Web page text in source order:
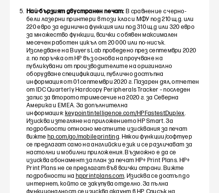
Най-бързият двустранен печат: В сравнение с черно-
бели лазерни принтери в този клас и МФУ под 210 щ.д. или
220 евро за единична функция или под 310 щ.д или 320 евро
за множество функции, всички с обявен максимален
месечен работен цикъл от 20 000 или по-нисък.
Изследване на Buyers Lab проведено през септември 2020
г. по поръчка от HP въз основа на проучване на
публикувани от производителите на оригинално
оборудване спецификации, публично достъпна
информация от 01 септември 2020 г. Пазарен дял, отчетен
от IDC Quarterly Hardcopy Peripherals Tracker – последен
запис за второто тримесечие на 2020 г. за Северна
Америка и EMEA. За допълнителна
информация: keypointintelligence.com/HPFastestDuplex.
Изисква изтегляне на приложението HP Smart. За
подробности относно местните изисквания за печат
вижте hp.com/go/mobileprinting. Някои функции/софтуер
се предлагат само на английски език и се различават за
настолни и мобилни приложения. Възможно е да се
изисква абонамент за план за печат HP+ Print Plans. HP+
Print Plans не се предлагат във всички страни. Вижте
подробности на hpprintplans.com. Изисква се достъп до
интернет, който се закупува отделно. За пълна
функционалност се изисква акаунт в HP. Списък на